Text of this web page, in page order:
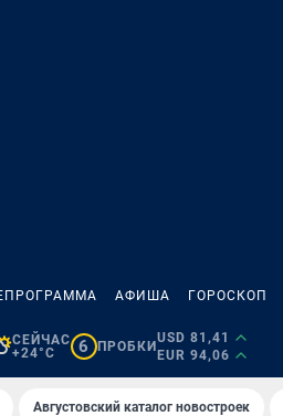
АФИША ГОРОСКОП
СЕЙЧАС
+24°C
6 ПРОБКИ
USD 81,41
EUR 94,06
Августовский каталог новостроек